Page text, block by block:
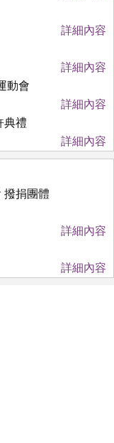
詳細內容
詳細內容
動會
詳細內容
典禮
詳細內容
撥捐團體
詳細內容
詳細內容